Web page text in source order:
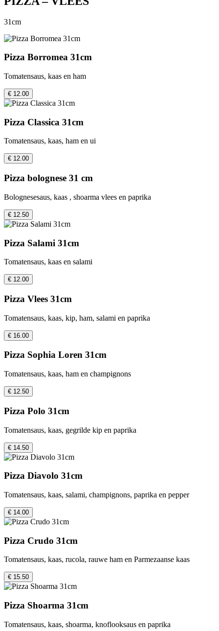
31cm
Pizza Borromea 31cm
Tomatensaus, kaas en ham
€ 12.00
Pizza Classica 31cm
Tomatensaus, kaas, ham en ui
€ 12.00
Pizza bolognese 31 cm
Bolognesesaus, kaas , shoarma vlees en paprika
€ 12.50
Pizza Salami 31cm
Tomatensaus, kaas en salami
€ 12.00
Pizza Vlees 31cm
Tomatensaus, kaas, kip, ham, salami en paprika
€ 16.00
Pizza Sophia Loren 31cm
Tomatensaus, kaas, ham en champignons
€ 12.50
Pizza Polo 31cm
Tomatensaus, kaas, gegrilde kip en paprika
€ 14.50
Pizza Diavolo 31cm
Tomatensaus, kaas, salami, champignons, paprika en pepper
€ 14.00
Pizza Crudo 31cm
Tomatensaus, kaas, rucola, rauwe ham en Parmezaanse kaas
€ 15.50
Pizza Shoarma 31cm
Tomatensaus, kaas, shoarma, knoflooksaus en paprika